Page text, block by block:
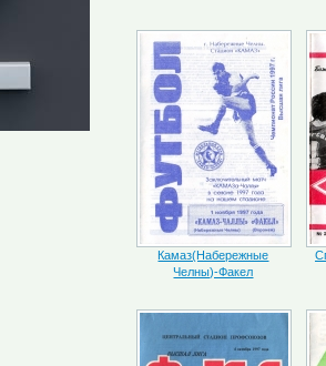
Камаз(Набережные
Челны)-Факел